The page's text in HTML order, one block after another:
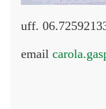
uff.
email